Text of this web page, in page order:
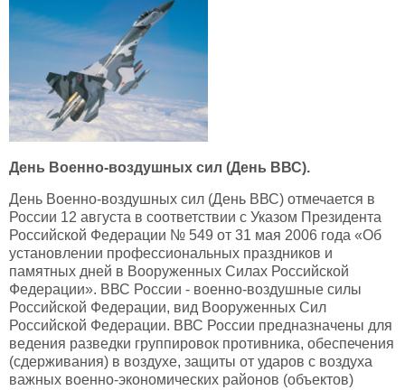
День Военно-воздушных сил (День ВВС).
День Военно-воздушных сил (День ВВС) отмечается в
России 12 августа в соответствии с Указом Президента
Российской Федерации № 549 от 31 мая 2006 года «Об
установлении профессиональных праздников и
памятных дней в Вооруженных Силах Российской
Федерации». ВВС России - военно-воздушные силы
Российской Федерации, вид Вооруженных Сил
Российской Федерации. ВВС России предназначены для
ведения разведки группировок противника, обеспечения
(сдерживания) в воздухе, защиты от ударов с воздуха
важных военно-экономических районов (объектов)